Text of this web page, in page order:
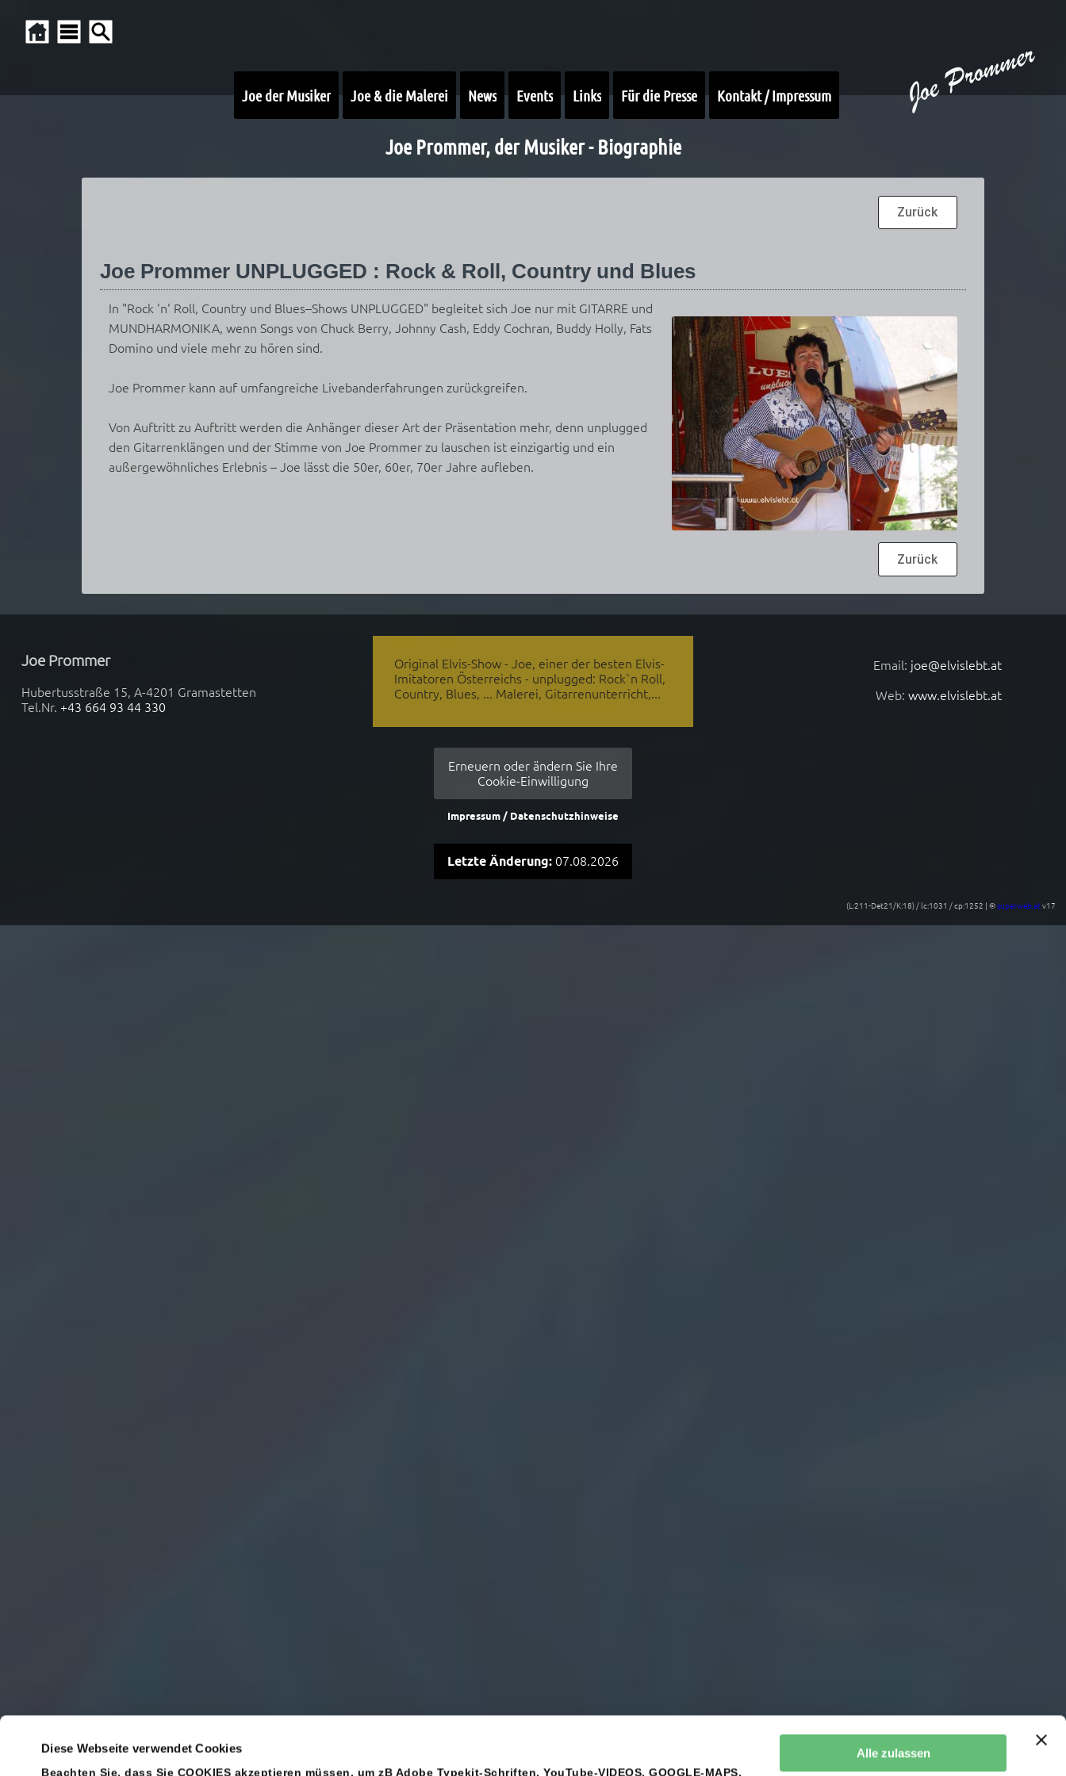
Diese Webseite verwendet Cookies
Beachten Sie, dass Sie COOKIES akzeptieren müssen, um zB Adobe Typekit-Schriften, YouTube-VIDEOS, GOOGLE-MAPS,
Alle zulassen
Joe der Musiker Joe & die Malerei News Events Links Für die Presse Kontakt / Impressum
Joe Prommer, der Musiker - Biographie
Zurück
Joe Prommer UNPLUGGED : Rock & Roll, Country und Blues
In "Rock 'n' Roll, Country und Blues–Shows UNPLUGGED" begleitet sich Joe nur mit GITARRE und
MUNDHARMONIKA, wenn Songs von Chuck Berry, Johnny Cash, Eddy Cochran, Buddy Holly, Fats
Domino und viele mehr zu hören sind.
Joe Prommer kann auf umfangreiche Livebanderfahrungen zurückgreifen.
Von Auftritt zu Auftritt werden die Anhänger dieser Art der Präsentation mehr, denn unplugged
den Gitarrenklängen und der Stimme von Joe Prommer zu lauschen ist einzigartig und ein
außergewöhnliches Erlebnis – Joe lässt die 50er, 60er, 70er Jahre aufleben.
Zurück
Joe Prommer
Hubertusstraße 15, A-4201 Gramastetten
Tel.Nr. +43 664 93 44 330
Original Elvis-Show - Joe, einer der besten Elvis-
Imitatoren Österreichs - unplugged: Rock`n Roll,
Country, Blues, ... Malerei, Gitarrenunterricht,...
Email: joe@elvislebt.at
Web:www.elvislebt.at
Erneuern oder ändern Sie Ihre
Cookie-Einwilligung
Impressum / Datenschutzhinweise
Letzte Änderung: 07.08.2026
(L:211-Det21/K:18) / lc:1031 / cp:1252 | ©superweb.atv17